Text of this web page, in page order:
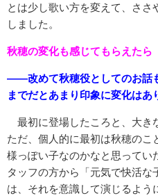
とは少し歌い方を変えて、さ
しました。
秋穂の変化も感じてもらえたら
――改めて秋穂役としてのお話
までだとあまり印象に変化はあ
最初に登場したころと、大き
ただ、個人的に最初は秋穂の
様っぽい子なのかなと思ってい
タッフの方から「元気で快活な
は、それを意識して演じるよ